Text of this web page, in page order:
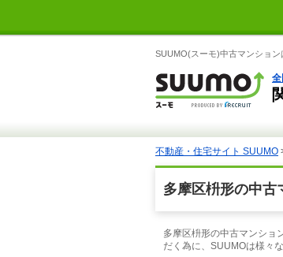
SUUMO(スーモ)中古マンション
不動産・住宅サイト SUUMO
多摩区枡形の中古
多摩区枡形の中古マンショ
だく為に、SUUMOは様々